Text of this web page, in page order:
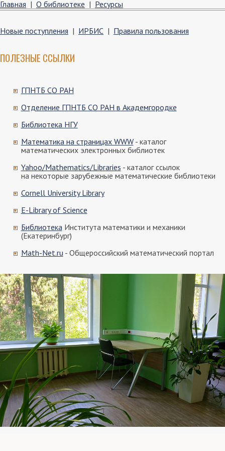
Главная | О библиотеке | Ресурсы
Новые поступления | ИРБИС | Правила пользования
ПОЛЕЗНЫЕ ССЫЛКИ
ГПНТБ СО РАН
Отделение ГПНТБ СО РАН в Академгородке
Библиотека НГУ
Математика на страницах WWW- каталог
математических электронных библиотек
Yahoo/Mathematics/Libraries - каталог ссылок
на некоторые зарубежные математические библиотеки
Cornell University Library
E-Library of Science
Библиотека Института математики и механики
(Екатеринбург)
Math-Net.ru - Общероссийский математический портал